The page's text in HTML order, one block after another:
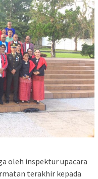
oleh inspektur upacara
terakhir kepada